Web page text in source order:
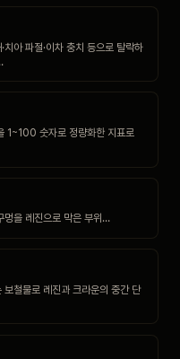
치아 파절·이차 충치 등으로 탈락하
1~100 숫자로 정량화한 지표로
멍을 레진으로 막은 부위…
철물로 레진과 크라운의 중간 단